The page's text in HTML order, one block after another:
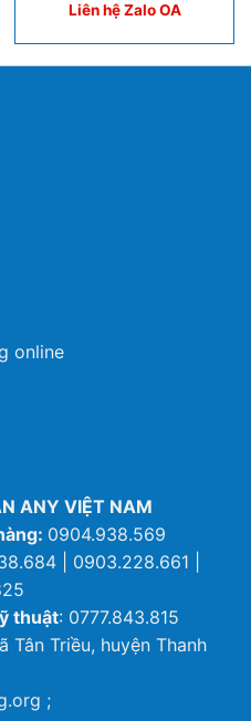
Liên hệ Zalo OA
online
ANY VIỆT NAM
0904.938.569
| 0903.228.661 |
thuật: 0777.843.815
Tân Triều, huyện Thanh
;